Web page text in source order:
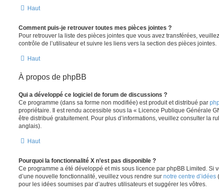
Haut
Comment puis-je retrouver toutes mes pièces jointes ?
Pour retrouver la liste des pièces jointes que vous avez transférées,
contrôle de l’utilisateur et suivre les liens vers la section des pièces jointes.
Haut
À propos de phpBB
Qui a développé ce logiciel de forum de discussions ?
Ce programme (dans sa forme non modifiée) est produit et distribué par
propriétaire. Il est rendu accessible sous la « Licence Publique Générale
être distribué gratuitement. Pour plus d’informations, veuillez consulter la
anglais).
Haut
Pourquoi la fonctionnalité X n’est pas disponible ?
Ce programme a été développé et mis sous licence par phpBB Limited. Si
d’une nouvelle fonctionnalité, veuillez vous rendre sur notre centre d’idées
pour les idées soumises par d’autres utilisateurs et suggérer les vôtres.